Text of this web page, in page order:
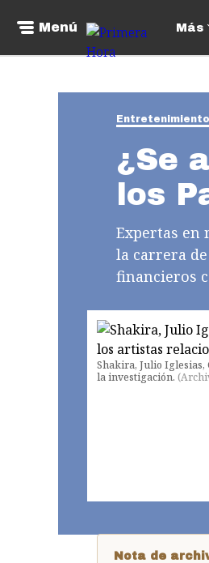
Menú Más
Entretenimiento
¿Se
los
Expertas en
la carrera
financieros
Shakira, Julio Iglesias,
la investigación. (
Nota de